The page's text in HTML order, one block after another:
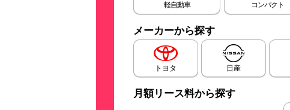
軽自動車 コンパクト
メーカーから探す
トヨタ 日産
月額リース料から探す